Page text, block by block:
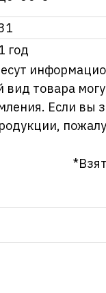
год
вид товара
Если